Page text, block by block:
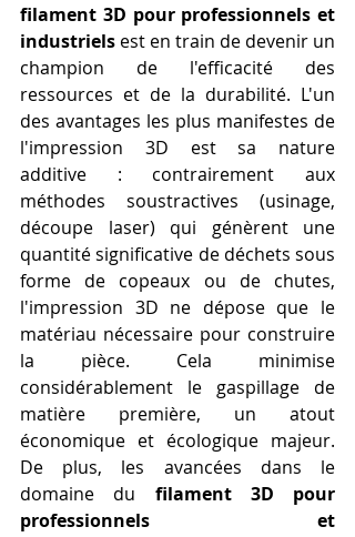
filament 3D pour professionnels et
industriels est en train de devenir un
champion de l'efficacité des
ressources et de la durabilité. L'un
des avantages les plus manifestes de
l'impression 3D est sa nature
additive : contrairement aux
méthodes soustractives (usinage,
découpe laser) qui génèrent une
quantité significative de déchets sous
forme de copeaux ou de chutes,
l'impression 3D ne dépose que le
matériau nécessaire pour construire
la pièce. Cela minimise
considérablement le gaspillage de
matière première, un atout
économique et écologique majeur.
De plus, les avancées dans le
domaine du filament 3D pour
professionnels et